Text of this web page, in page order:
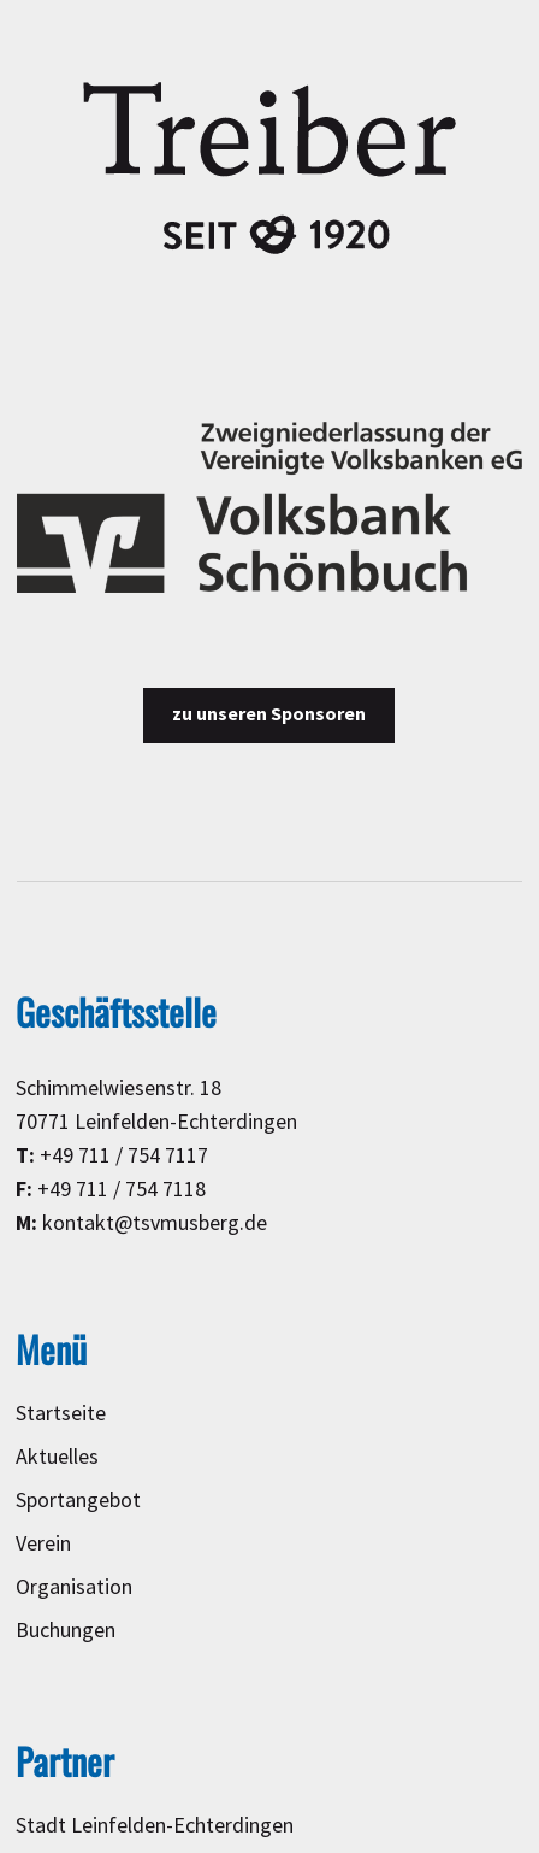
zu unseren Sponsoren
Geschäftsstelle
Schimmelwiesenstr. 18
70771 Leinfelden-Echterdingen
T: +49 711 / 754 7117
F: +49 711 / 754 7118
M: kontakt@tsvmusberg.de
Menü
Startseite
Aktuelles
Sportangebot
Verein
Organisation
Buchungen
Partner
Stadt Leinfelden-Echterdingen